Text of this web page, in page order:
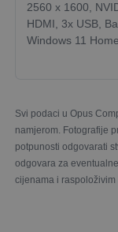
2560 x 1600,
HDMI, 3x USB,
Windows 11
Svi podaci u Opus
namjerom. Fotografije
potpunosti odgovarati
odgovara za
cijenama i